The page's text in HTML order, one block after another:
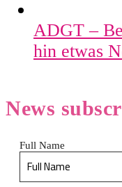
ADGT –
hin etwas
News
Full Name